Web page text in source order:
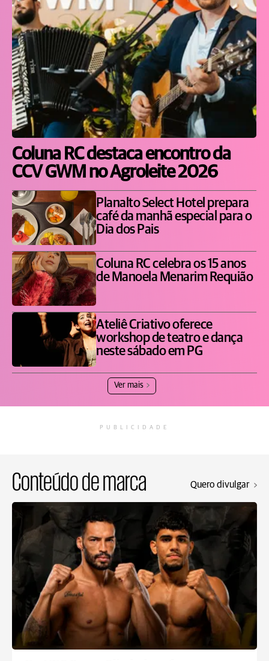
Coluna RC destaca encontro da
CCV GWM no Agroleite 2026
Planalto Select Hotel prepara
café da manhã especial para o
Dia dos Pais
Coluna RC celebra os 15 anos
de Manoela Menarim Requião
Ateliê Criativo oferece
workshop de teatro e dança
neste sábado em PG
Ver mais
PUBLICIDADE
Conteúdo de marca Quero divulgar